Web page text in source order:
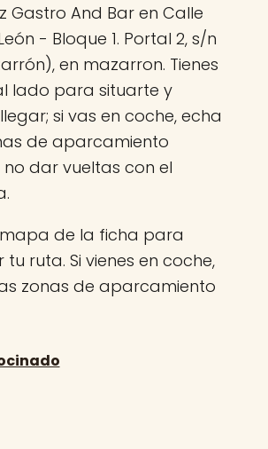
Gastro And Bar en Calle
- Bloque 1. Portal 2, s/n
en mazarron. Tienes
lado para situarte y
si vas en coche, echa
de aparcamiento
dar vueltas con el
de la ficha para
ruta. Si vienes en coche,
zonas de aparcamiento